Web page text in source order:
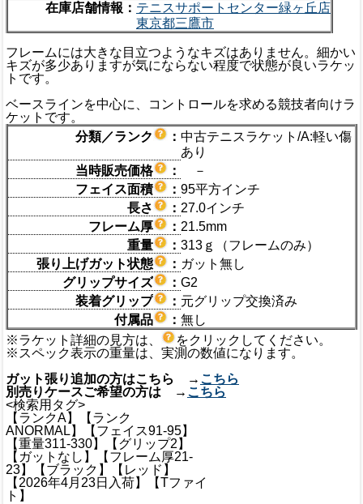
在庫店舗情報： テニスサポートセンター緑ヶ丘店
東京都三鷹市
フレームには大きな目立つようなキズはありません。細かい
キズが多少ありますが気にならない程度で状態が良いラケッ
トです。
ベースラインを中心に、コントロールを求める競技者向けラ
ケットです。
分類／ランク
： 中古テニスラケット/A:軽い傷
あり
当時販売価格
：
－
フェイス面積
： 95平方インチ
長さ
： 27.0インチ
フレーム厚
： 21.5mm
重量
： 313ｇ（フレームのみ）
張り上げガット状態
： ガット無し
グリップサイズ
： G2
装着グリップ
： 元グリップ交換済み
付属品
： 無し
※ラケット詳細の見方は、
をクリックしてください。
※スペック表示の重量は、実測の数値になります。
ガット張り追加の方はこちら → こちら
別売りケースご希望の方は → こちら
<検索用タグ>
【ランクA】【ランク
ANORMAL】【フェイス91-95】
【重量311-330】【グリップ2】
【ガットなし】【フレーム厚21-
23】【ブラック】【レッド】
【2026年4月23日入荷】【Tファイ
ト】